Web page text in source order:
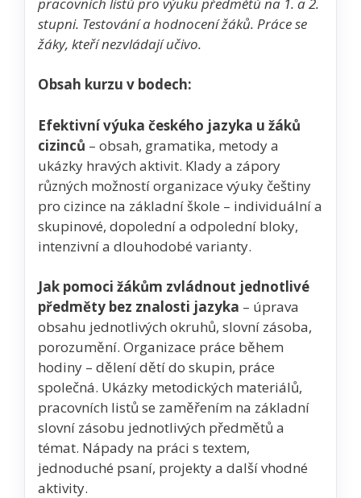
pracovních listů pro výuku předmětů na 1. a 2.
stupni. Testování a hodnocení žáků. Práce se
žáky, kteří nezvládají učivo.
Obsah kurzu v bodech:
Efektivní výuka českého jazyka u žáků
cizinců – obsah, gramatika, metody a
ukázky hravých aktivit. Klady a zápory
různých možností organizace výuky češtiny
pro cizince na základní škole – individuální a
skupinové, dopolední a odpolední bloky,
intenzivní a dlouhodobé varianty.
Jak pomoci žákům zvládnout jednotlivé
předměty bez znalosti jazyka – úprava
obsahu jednotlivých okruhů, slovní zásoba,
porozumění. Organizace práce během
hodiny – dělení dětí do skupin, práce
společná. Ukázky metodických materiálů,
pracovních listů se zaměřením na základní
slovní zásobu jednotlivých předmětů a
témat. Nápady na práci s textem,
jednoduché psaní, projekty a další vhodné
aktivity.